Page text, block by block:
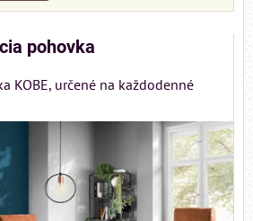
pohovka
KOBE, určené na každodenné